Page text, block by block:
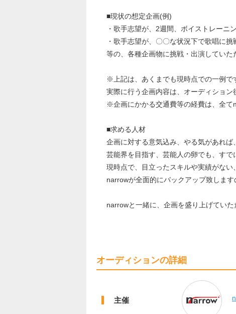
■現状の想定企画(例)
・歌手志望が、2週間、ボイストレーニ
・歌手志望が、〇〇な状況下で歌唱に
等の、各種企画物に挑戦・出演してい
※上記は、あくまでも現時点での一例で
実際に行う企画内容は、オーディション
※企画にかかる交通費等の経費は、全て
■求める人材
企画に対する意気込み、やる気があれば、
芸能界を目指す、芸能人の卵でも、すで
現時点で、目立ったスキルや実績がない
narrowが全面的にバックアップ致します
narrowと一緒に、企画を盛り上げてい
オーディションの詳細
主催